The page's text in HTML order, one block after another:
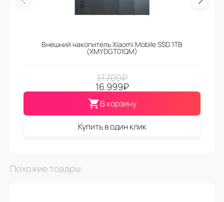
Внешний накопитель Xiaomi Mobile SSD 1TB
(XMYDGT01QM)
17.700₽
16.999₽
В корзину
Купить в один клик
Похожие товары